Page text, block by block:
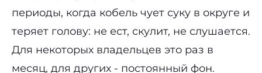
периоды, когда кобель чует суку в округе и
теряет голову: не ест, скулит, не слушается.
Для некоторых владельцев это раз в
месяц, для других - постоянный фон.